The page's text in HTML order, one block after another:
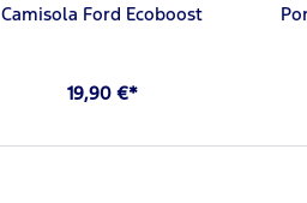
Camisola Ford Ecoboost
19,90 €*